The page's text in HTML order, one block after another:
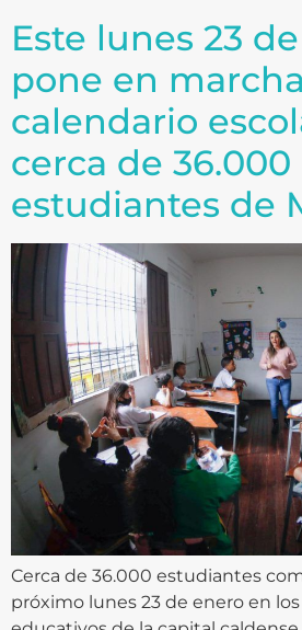
Este lunes 23
pone en
calendario
cerca de 36.000
estudiantes de
Cerca de 36.000 estudiantes
próximo lunes 23 de enero en